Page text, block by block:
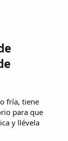
fría, tiene
para que
y llévela